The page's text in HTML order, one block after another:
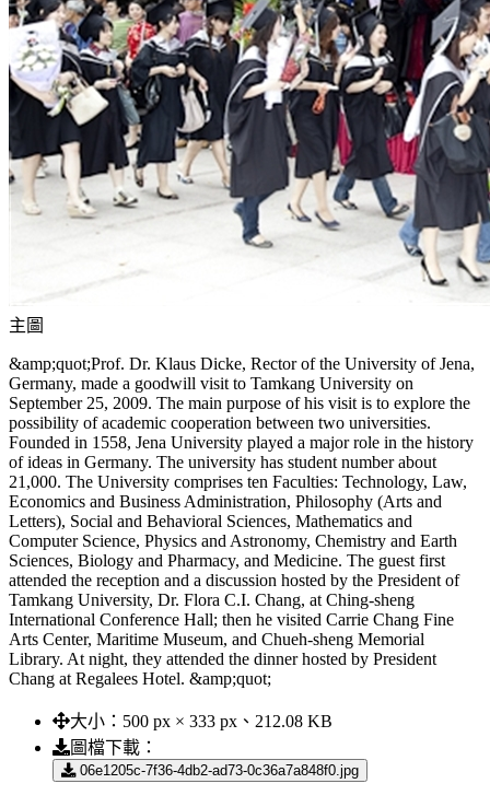
主圖
&amp;quot;Prof. Dr. Klaus Dicke, Rector of the University of Jena,
Germany, made a goodwill visit to Tamkang University on
September 25, 2009. The main purpose of his visit is to explore the
possibility of academic cooperation between two universities.
Founded in 1558, Jena University played a major role in the history
of ideas in Germany. The university has student number about
21,000. The University comprises ten Faculties: Technology, Law,
Economics and Business Administration, Philosophy (Arts and
Letters), Social and Behavioral Sciences, Mathematics and
Computer Science, Physics and Astronomy, Chemistry and Earth
Sciences, Biology and Pharmacy, and Medicine. The guest first
attended the reception and a discussion hosted by the President of
Tamkang University, Dr. Flora C.I. Chang, at Ching-sheng
International Conference Hall; then he visited Carrie Chang Fine
Arts Center, Maritime Museum, and Chueh-sheng Memorial
Library. At night, they attended the dinner hosted by President
Chang at Regalees Hotel. &amp;quot;
大小： 500 px × 333 px、212.08 KB
圖檔下載：
06e1205c-7f36-4db2-ad73-0c36a7a848f0.jpg